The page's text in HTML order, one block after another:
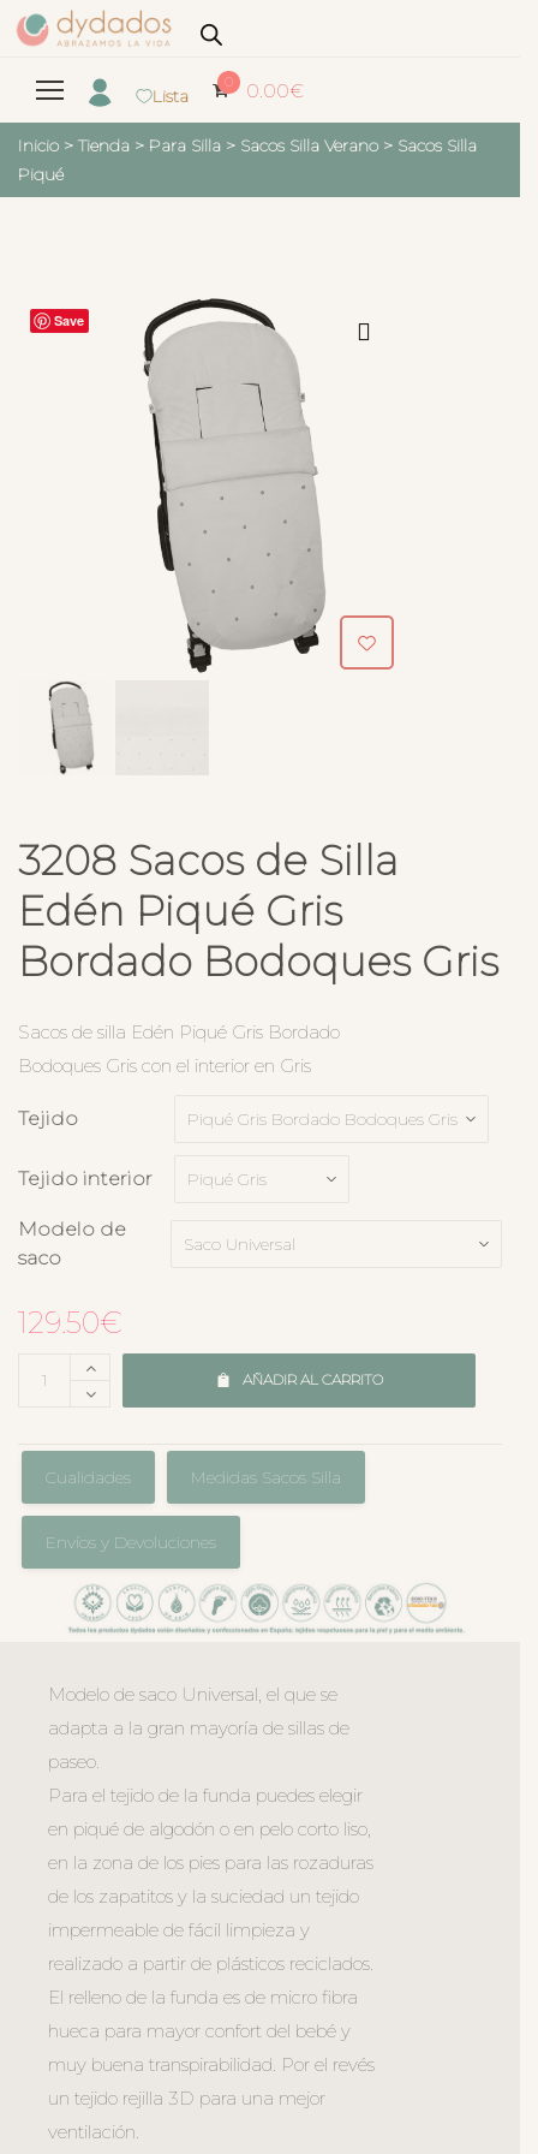
Lista
0 0.00€
Inicio > Tienda > Para Silla > Sacos Silla Verano > Sacos Silla
Piqué
Save
3208 Sacos de Silla
Edén Piqué Gris
Bordado Bodoques Gris
Sacos de silla Edén Piqué Gris Bordado
Bodoques Gris con el interior en Gris
Tejido
Tejido interior
Modelo de
saco
129.50€
AÑADIR AL CARRITO
Cualidades Medidas Sacos Silla
Envíos y Devoluciones
Modelo de saco Universal, el que se
adapta a la gran mayoría de sillas de
paseo.
Para el tejido de la funda puedes elegir
en piqué de algodón o en pelo corto liso,
en la zona de los pies para las rozaduras
de los zapatitos y la suciedad un tejido
impermeable de fácil limpieza y
realizado a partir de plásticos reciclados.
El relleno de la funda es de micro fibra
hueca para mayor confort del bebé y
muy buena transpirabilidad. Por el revés
un tejido rejilla 3D para una mejor
ventilación.